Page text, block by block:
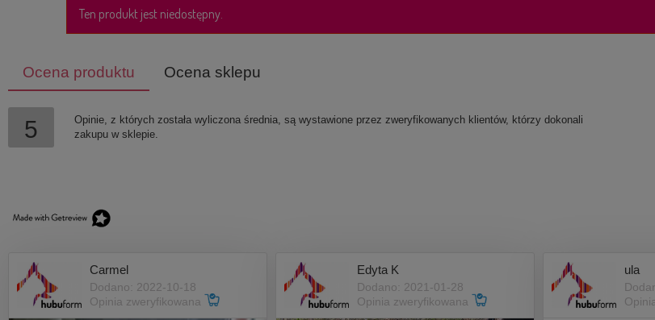
Ten produkt jest niedostępny.
Ocena produktu Ocena sklepu
5
Opinie, z których została wyliczona średnia, są wystawione przez zweryfikowanych klientów, którzy dokonali
zakupu w sklepie.
Carmel
Dodano: 2022-10-18
Opinia zweryfikowana
Edyta K
Dodano: 2021-01-28
Opinia zweryfikowana
ula